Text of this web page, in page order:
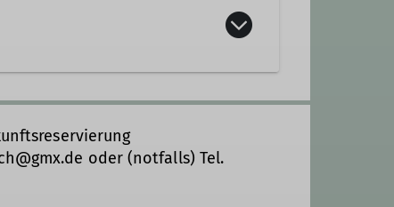
oder (notfalls) Tel.